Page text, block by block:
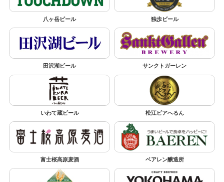
八ヶ岳ビール 独歩ビール
田沢湖ビール サンクトガーレン
いわて蔵ビール 松江ビアへるん
富士桜高原麦酒 ベアレン醸造所